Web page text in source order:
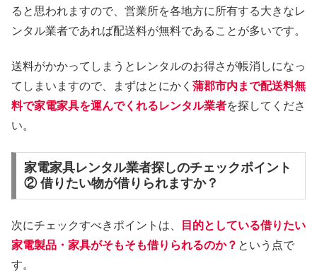
ると思われますので、営業所を各地方に所有する大きなレ
ンタル業者であれば配送料が無料であることが多いです。
送料がかかってしまうとレンタルのお得さが帳消しになっ
てしまいますので、まずはとにかく 蒲郡市内まで配送料無
料で家電家具を運んでくれるレンタル業者を探してくださ
い。
家電家具レンタル業者探しのチェックポイント
② 借りたい物が借りられますか？
次にチェックすべきポイントは、
目的としている借りたい
家電製品・家具がそもそも借りられるのか？ という点で
す。